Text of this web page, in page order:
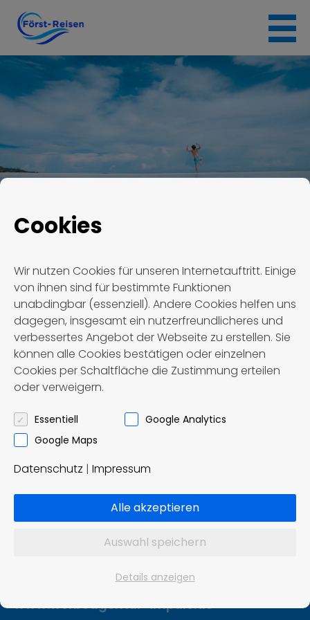
Skip
content
Först Reisen Termin #1754
Termin #1754
Först – Reisen OHG
Omnibusbetrieb und Reisebüro
Ziddelrasen 8
99830 Treffurt
Tel.: 036923 / 8 02 91
info@foerst-reisen.de
Impuls Werbeagentur, Hannover
www.werbeagentur-impuls.de
Cookies
Wir nutzen Cookies für unseren Internetauftritt. Einige
von ihnen sind für bestimmte Funktionen
unabdingbar (essenziell). Andere Cookies helfen uns
dagegen, insgesamt ein nutzerfreundlicheres und
verbessertes Angebot der Webseite zu erstellen. Sie
können alle Cookies bestätigen oder einzelnen
Cookies per Schaltfläche die Zustimmung erteilen
oder verweigern.
Essentiell
Google Analytics
Google Maps
Datenschutz | Impressum
Alle akzeptieren
Auswahl speichern
Details anzeigen